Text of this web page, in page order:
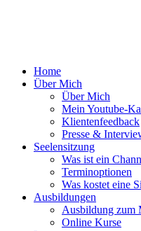
Klientenfeedback
Presse &
Seelensitzung
Was ist ein
Terminoptionen
Was kostet eine
Ausbildungen
Ausbildung zum
Online Kurse
Inspiration
Meine Bücher
Blog